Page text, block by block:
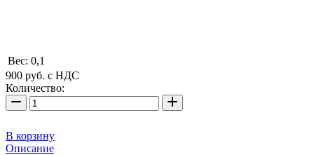
Вес: 0,1
900 руб. с НДС
Количество:
В корзину
Описание